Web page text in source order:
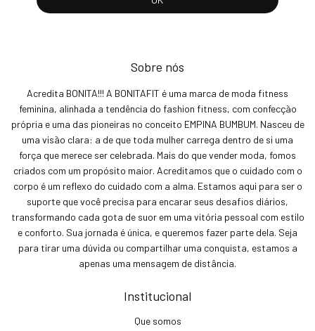
Sobre nós
Acredita BONITA!!! A BONITAFIT é uma marca de moda fitness
feminina, alinhada a tendência do fashion fitness, com confecção
própria e uma das pioneiras no conceito EMPINA BUMBUM. Nasceu de
uma visão clara: a de que toda mulher carrega dentro de si uma
força que merece ser celebrada. Mais do que vender moda, fomos
criados com um propósito maior. Acreditamos que o cuidado com o
corpo é um reflexo do cuidado com a alma. Estamos aqui para ser o
suporte que você precisa para encarar seus desafios diários,
transformando cada gota de suor em uma vitória pessoal com estilo
e conforto. Sua jornada é única, e queremos fazer parte dela. Seja
para tirar uma dúvida ou compartilhar uma conquista, estamos a
apenas uma mensagem de distância.
Institucional
Que somos